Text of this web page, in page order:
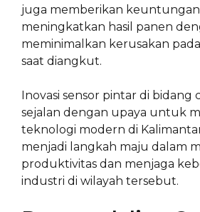
juga memberikan
meningkatkan hasil panen
meminimalkan kerusakan
saat diangkut.
Inovasi sensor pintar di bidang
sejalan dengan upaya untuk
teknologi modern di
menjadi langkah maju dalam
produktivitas dan menjaga
industri di wilayah tersebut.